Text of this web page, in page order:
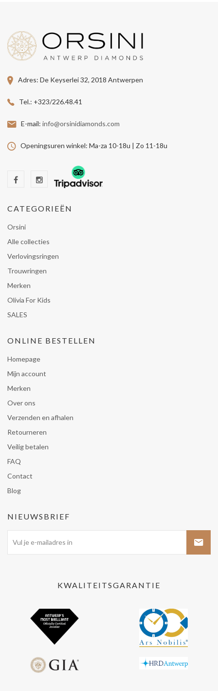
Adres: De Keyserlei 32, 2018 Antwerpen
Tel.: +323/226.48.41
E-mail: info@orsinidiamonds.com
Openingsuren winkel: Ma-za 10-18u | Zo 11-18u
CATEGORIEËN
Orsini
Alle collecties
Verlovingsringen
Trouwringen
Merken
Olivia For Kids
SALES
ONLINE BESTELLEN
Homepage
Mijn account
Merken
Over ons
Verzenden en afhalen
Retourneren
Veilig betalen
FAQ
Contact
Blog
NIEUWSBRIEF
KWALITEITSGARANTIE